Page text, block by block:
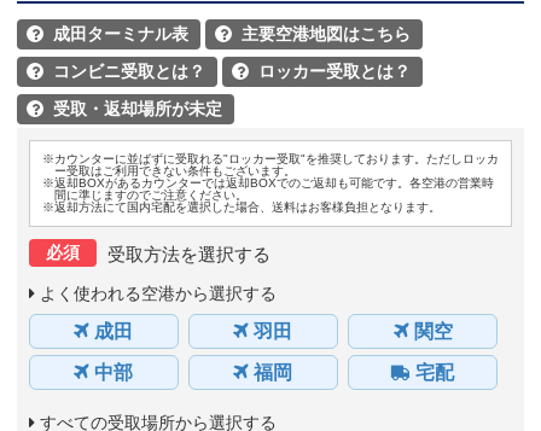
 成田ターミナル表  主要空港地図はこちら
 コンビニ受取とは？  ロッカー受取とは？
 受取・返却場所が未定
※カウンターに並ばずに受取れる"ロッカー受取"を推奨しております。ただしロッカ
ー受取はご利用できない条件もございます。
※返却BOXがあるカウンターでは返却BOXでのご返却も可能です。各空港の営業時
間に準じますのでご注意ください。
※返却方法にて国内宅配を選択した場合、送料はお客様負担となります。
必須 受取方法を選択する
よく使われる空港から選択する
成田 羽田
関空
中部
福岡 宅配
すべての受取場所から選択する